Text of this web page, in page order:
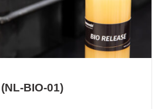
BIO-01)